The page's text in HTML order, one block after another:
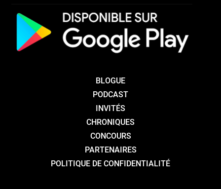
BLOGUE
PODCAST
INVITÉS
CHRONIQUES
CONCOURS
PARTENAIRES
POLITIQUE DE CONFIDENTIALITÉ